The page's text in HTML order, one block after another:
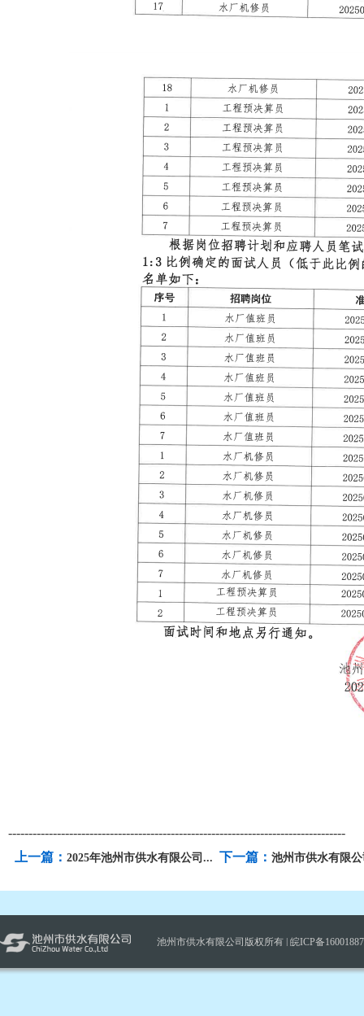
-----------------------------------------------------------------------------------
上一篇： 2025年池州市供水有限公司... 下一篇： 池州市供水有限
池州市供水有限公司版权所有 | 皖ICP备